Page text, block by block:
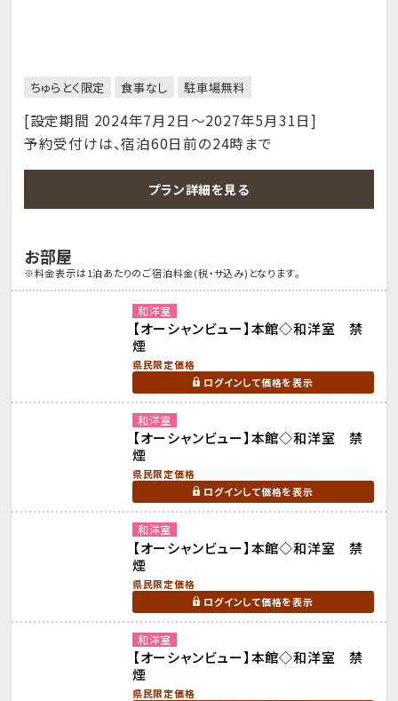
ちゅらとく限定 食事なし 駐車場無料
[設定期間 2024年7月2日～2027年5月31日]
予約受付けは、宿泊60日前の24時まで
プラン詳細を見る
お部屋
※料金表示は1泊あたりのご宿泊料金(税・サ込み)となります。
和洋室
【オーシャンビュー】本館◇和洋室 禁
煙
県民限定価格
ログインして価格を表示
和洋室
【オーシャンビュー】本館◇和洋室 禁
煙
県民限定価格
ログインして価格を表示
和洋室
【オーシャンビュー】本館◇和洋室 禁
煙
県民限定価格
ログインして価格を表示
和洋室
【オーシャンビュー】本館◇和洋室 禁
煙
県民限定価格